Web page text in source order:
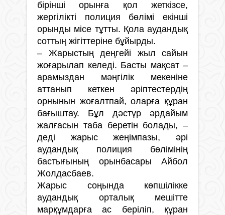
бірінші орынға қол жеткізсе,
жергілікті полиция бөлімі екінші
орынды місе тұтты. Қола аудандық
соттың жігіттеріне бұйырды.
– Жарыстың деңгейі жыл сайын
жоғарылап келеді. Басты мақсат –
арамыздан мәңгілік мекеніне
аттанып кеткен әріптестердің
орнынын жоғалтпай, оларға құран
бағыштау. Бұл дәстүр әрдайым
жалғасын таба беретін болады, –
деді жарыс жеңімпазы, әрі
аудандық полиция бөлімінің
бастығының орынбасары Айбол
Жолдасбаев.
Жарыс соңында көпшілікке
аудандық орталық мешітте
марқұмдарға ас беріліп, құран